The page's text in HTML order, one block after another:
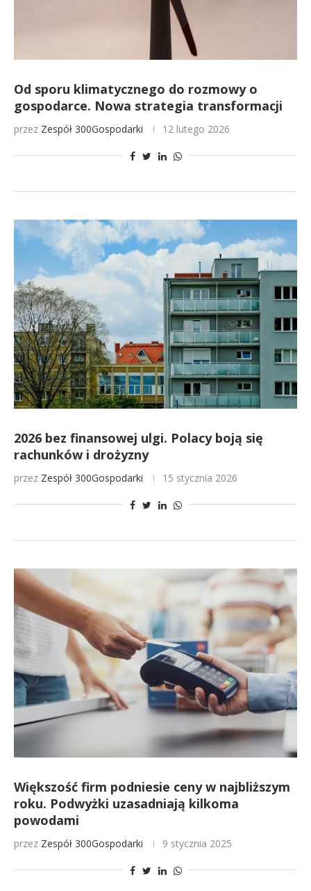
Od sporu klimatycznego do rozmowy o
gospodarce. Nowa strategia transformacji
przez Zespół 300Gospodarki 12 lutego 2026
2026 bez finansowej ulgi. Polacy boją się
rachunków i drożyzny
przez Zespół 300Gospodarki 15 stycznia 2026
Większość firm podniesie ceny w najbliższym
roku. Podwyżki uzasadniają kilkoma
powodami
przez Zespół 300Gospodarki 9 stycznia 2025